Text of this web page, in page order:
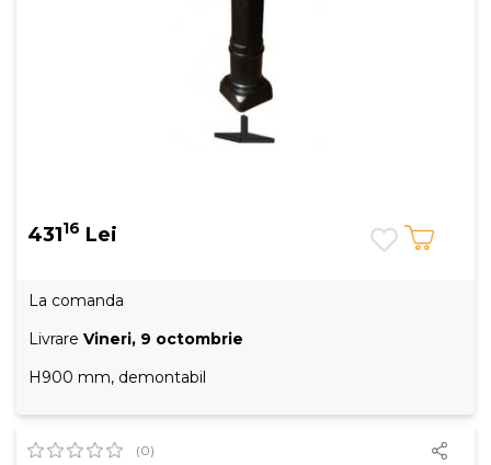
43116 Lei
La comanda
Livrare Vineri, 9 octombrie
H900 mm, demontabil
(0)